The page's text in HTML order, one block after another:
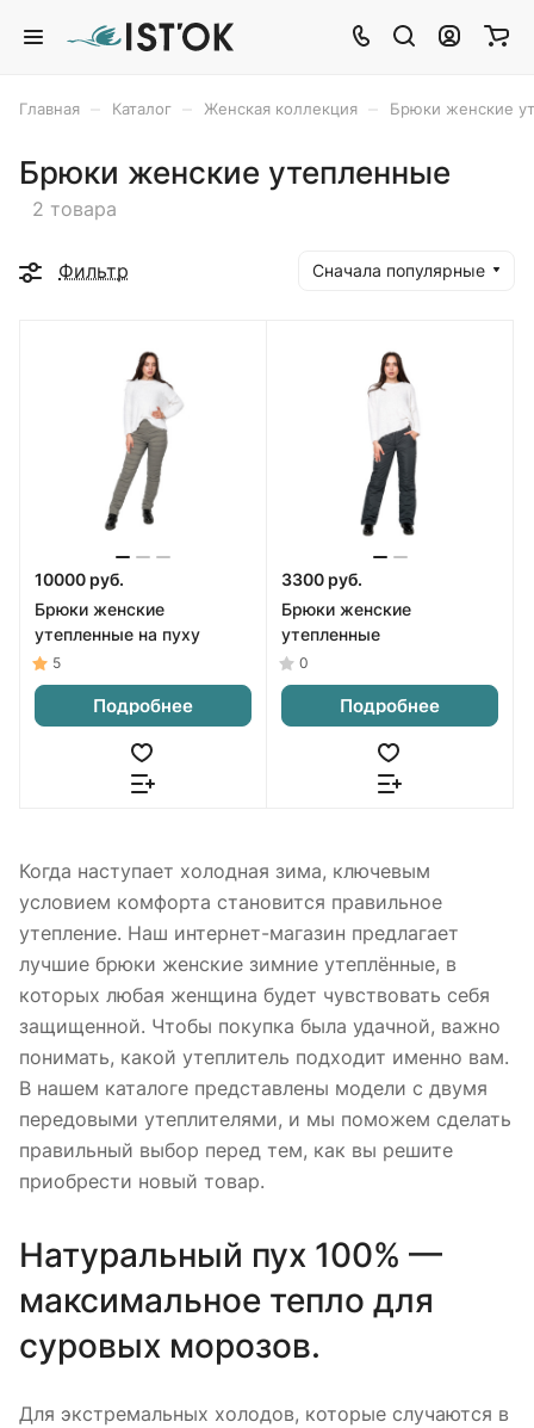
Главная Каталог Женская коллекция Брюки женские
Брюки женские утепленные
2 товара
Фильтр Сначала популярные
10000 руб.
Брюки женские
утепленные на пуху
5
Подробнее
3300 руб.
Брюки женские
утепленные
0
Подробнее
Когда наступает холодная зима, ключевым
условием комфорта становится правильное
утепление. Наш интернет-магазин предлагает
лучшие брюки женские зимние утеплённые, в
которых любая женщина будет чувствовать себя
защищенной. Чтобы покупка была удачной, важно
понимать, какой утеплитель подходит именно вам.
В нашем каталоге представлены модели с двумя
передовыми утеплителями, и мы поможем сделать
правильный выбор перед тем, как вы решите
приобрести новый товар.
Натуральный пух 100% —
максимальное тепло для
суровых морозов.
Для экстремальных холодов, которые случаются в